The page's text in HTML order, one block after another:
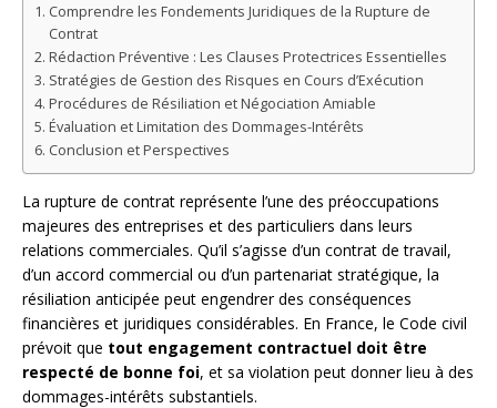
Comprendre les Fondements Juridiques de la Rupture de
Contrat
Rédaction Préventive : Les Clauses Protectrices Essentielles
Stratégies de Gestion des Risques en Cours d’Exécution
Procédures de Résiliation et Négociation Amiable
Évaluation et Limitation des Dommages-Intérêts
Conclusion et Perspectives
La rupture de contrat représente l’une des préoccupations
majeures des entreprises et des particuliers dans leurs
relations commerciales. Qu’il s’agisse d’un contrat de travail,
d’un accord commercial ou d’un partenariat stratégique, la
résiliation anticipée peut engendrer des conséquences
financières et juridiques considérables. En France, le Code civil
prévoit que tout engagement contractuel doit être
respecté de bonne foi, et sa violation peut donner lieu à des
dommages-intérêts substantiels.